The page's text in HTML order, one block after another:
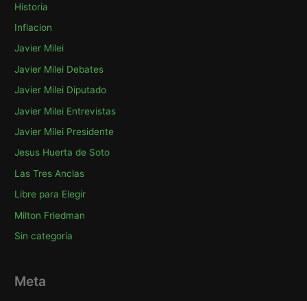
Historia
Inflacion
Javier Milei
Javier Milei Debates
Javier Milei Diputado
Javier Milei Entrevistas
Javier Milei Presidente
Jesus Huerta de Soto
Las Tres Anclas
Libre para Elegir
Milton Friedman
Sin categoría
Meta